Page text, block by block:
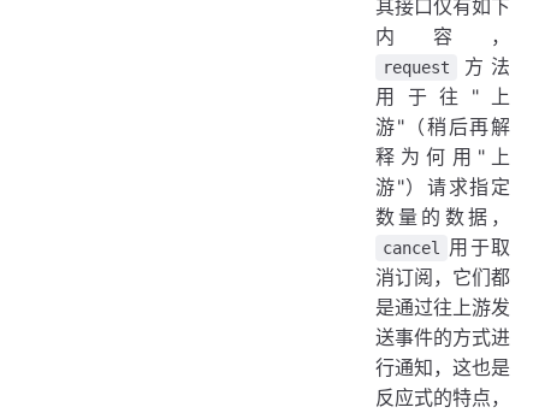
其接口仅有如下
内容，
request
方法
用于往"上
游"（稍后再解
释为何用"上
游"）请求指定
数量的数据，
cancel
用于取
消订阅，它们都
是通过往上游发
送事件的方式进
行通知，这也是
反应式的特点，